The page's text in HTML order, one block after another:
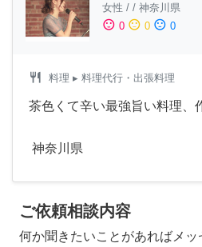
女性 / / 神奈川県
sentiment_satisfied 0 sentiment_neutral 0 sentiment_dissatisfied 0
restaurant 料理 ▸ 料理代行・出張料理
茶色くて辛い最強旨い料理、
神奈川県
ご依頼相談内容
何か聞きたいことがあればメ